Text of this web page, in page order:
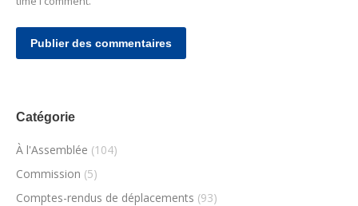
Publier des commentaires
Catégorie
À l'Assemblée (104)
Commission (5)
Comptes-rendus de déplacements (93)